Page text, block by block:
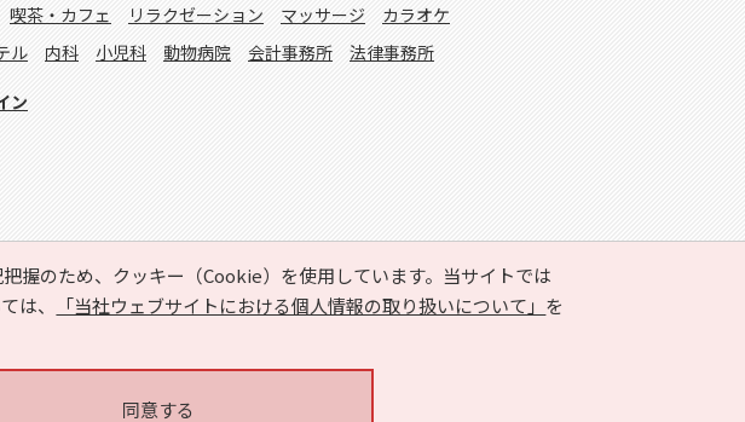
握のため、クッキー（Cookie）を使用しています。当サイトでは
は、
「当社ウェブサイトにおける個人情報の取り扱いについて」 を
同意する
喫茶・カフェ リラクゼーション マッサージ
カラオケ
ル
内科 小児科 動物病院 会計事務所 法律事務所
ン
Reserved.